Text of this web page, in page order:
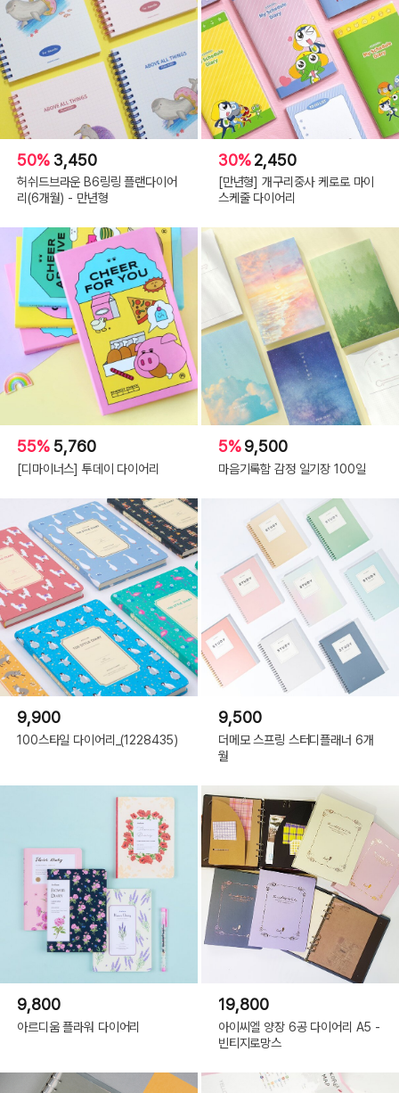
50% 3,450
허쉬드브라운 B6링링 플랜다이어
리(6개월) - 만년형
30%2,450
[만년형] 개구리중사 케로로 마이
스케줄 다이어리
55% 5,760
[디마이너스] 투데이 다이어리
5%9,500
마음기록함 감정 일기장 100일
9,900
100스타일 다이어리_(1228435)
9,500
더메모 스프링 스터디플래너 6개
월
9,800
아르디움 플라워 다이어리
19,800
아이씨엘 양장 6공 다이어리 A5 -
빈티지로망스